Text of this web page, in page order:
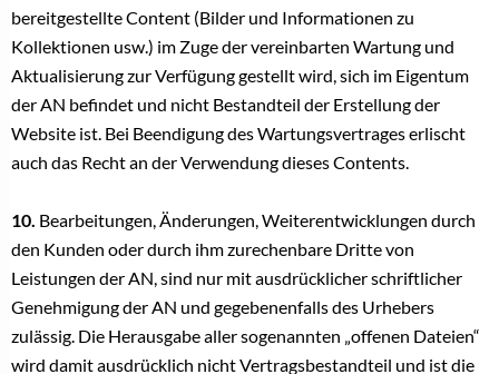
bereitgestellte Content (Bilder und Informationen zu
Kollektionen usw.) im Zuge der vereinbarten Wartung und
Aktualisierung zur Verfügung gestellt wird, sich im Eigentum
der AN befindet und nicht Bestandteil der Erstellung der
Website ist. Bei Beendigung des Wartungsvertrages erlischt
auch das Recht an der Verwendung dieses Contents.
10. Bearbeitungen, Änderungen, Weiterentwicklungen durch
den Kunden oder durch ihm zurechenbare Dritte von
Leistungen der AN, sind nur mit ausdrücklicher schriftlicher
Genehmigung der AN und gegebenenfalls des Urhebers
zulässig. Die Herausgabe aller sogenannten „offenen Dateien“
wird damit ausdrücklich nicht Vertragsbestandteil und ist die